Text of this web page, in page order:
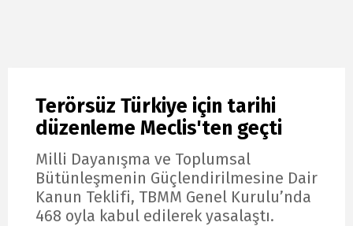
Terörsüz Türkiye için tarihi
düzenleme Meclis'ten geçti
Milli Dayanışma ve Toplumsal
Bütünleşmenin Güçlendirilmesine Dair
Kanun Teklifi, TBMM Genel Kurulu’nda
468 oyla kabul edilerek yasalaştı.